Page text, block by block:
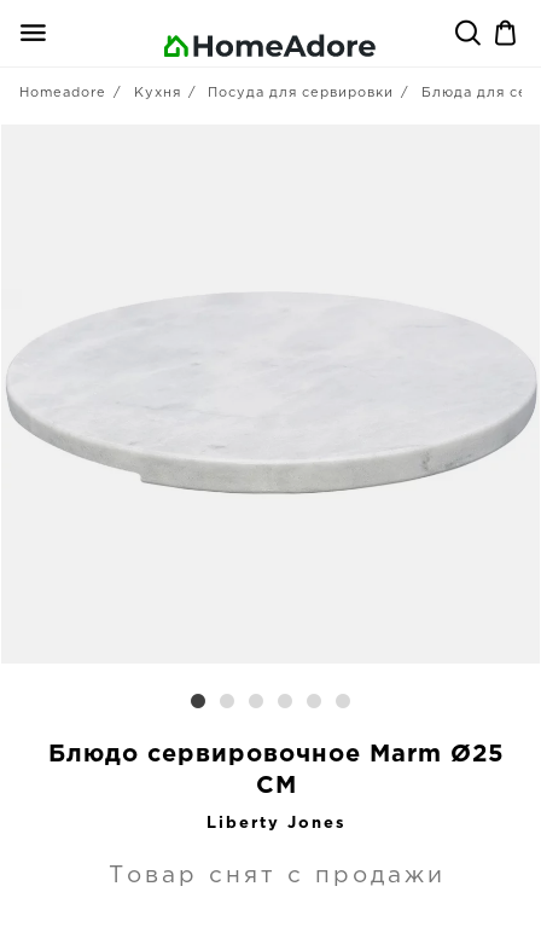
Homeadore Кухня Посуда для сервировки Блюда для
Блюдо сервировочное Marm Ø25
CM
Liberty Jones
Товар снят с продажи